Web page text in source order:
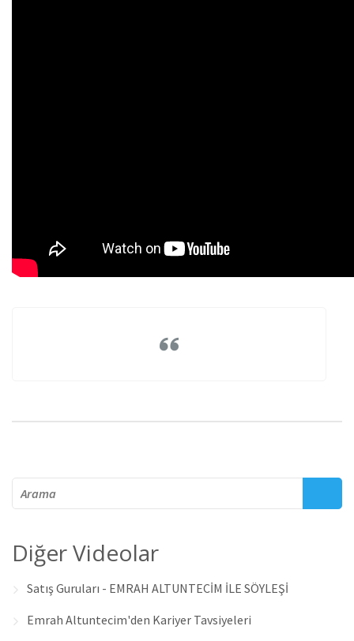
Arama
Diğer Videolar
Satış Guruları - EMRAH ALTUNTECİM İLE SÖYLEŞİ
Emrah Altuntecim'den Kariyer Tavsiyeleri